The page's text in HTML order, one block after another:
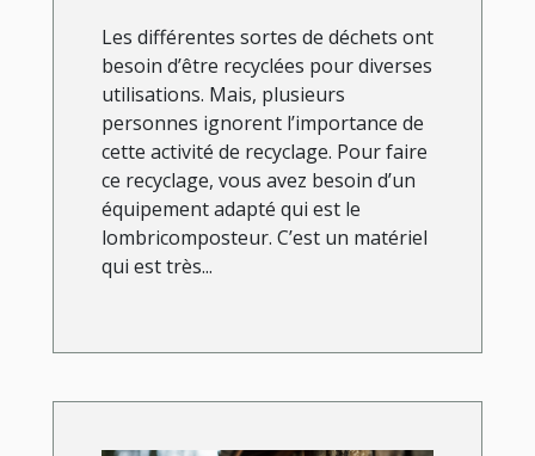
Les différentes sortes de déchets ont
besoin d’être recyclées pour diverses
utilisations. Mais, plusieurs
personnes ignorent l’importance de
cette activité de recyclage. Pour faire
ce recyclage, vous avez besoin d’un
équipement adapté qui est le
lombricomposteur. C’est un matériel
qui est très...